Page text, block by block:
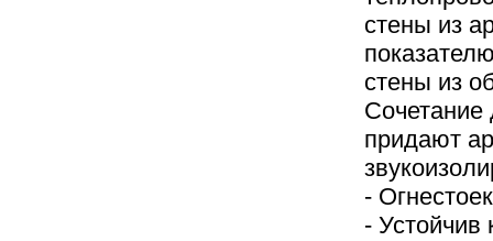
стены из
стены из
Сочетание
придают
-
-